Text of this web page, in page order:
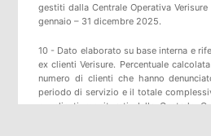
gestiti dalla Centrale Operativa
gennaio – 31 dicembre 2025.
10 - Dato elaborato su base interna e
ex clienti Verisure. Percentuale
numero di clienti che hanno
periodo di servizio e il totale
ex clienti monitorati dalla Centrale